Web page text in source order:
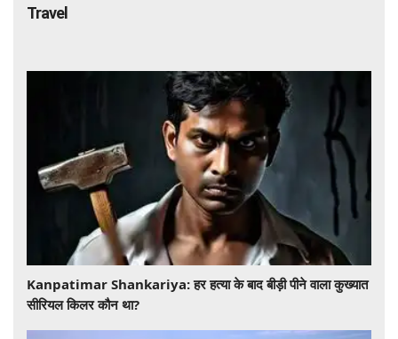
Travel
​​​​​​​Kanpatimar Shankariya: हर हत्या के बाद बीड़ी पीने वाला कुख्यात
सीरियल किलर कौन था?